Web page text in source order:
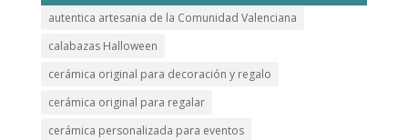
autentica artesania de la Comunidad Valenciana
calabazas Halloween
cerámica original para decoración y regalo
cerámica original para regalar
cerámica personalizada para eventos